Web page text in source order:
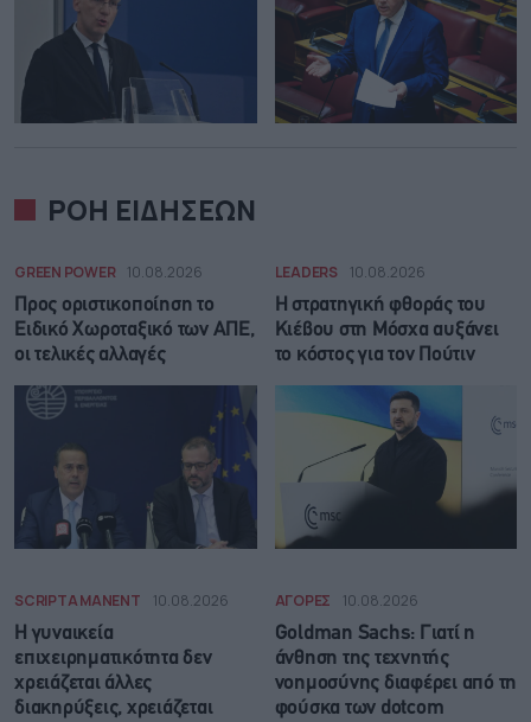
ΡΟΗ ΕΙΔΗΣΕΩΝ
GREEN POWER 10.08.2026
Προς οριστικοποίηση το
Ειδικό Χωροταξικό των ΑΠΕ,
οι τελικές αλλαγές
LEADERS 10.08.2026
Η στρατηγική φθοράς του
Κιέβου στη Μόσχα αυξάνει
το κόστος για τον Πούτιν
SCRIPTA MANENT 10.08.2026
Η γυναικεία
επιχειρηματικότητα δεν
χρειάζεται άλλες
διακηρύξεις, χρειάζεται
ΑΓΟΡΕΣ 10.08.2026
Goldman Sachs: Γιατί η
άνθηση της τεχνητής
νοημοσύνης διαφέρει από τη
φούσκα των dotcom